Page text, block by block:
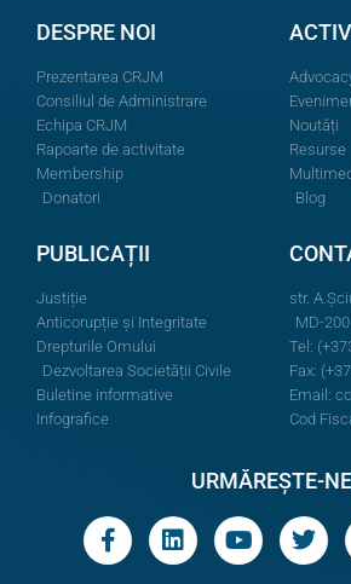
DESPRE NOI
Prezentarea CRJM
Consiliul de Administrare
Echipa CRJM
Rapoarte de activitate
Membership
Donatori
Noutăți
Resurse
Blog
PUBLICAȚII
Justiție
Anticorupție și Integritate
Drepturile Omului
Dezvoltarea Societății Civile
Buletine informative
Infografice
str.
MD-
Tel:
Fax:
Email:
Cod
URMĂREȘTE-NE